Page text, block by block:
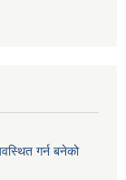
गर्न बनेको